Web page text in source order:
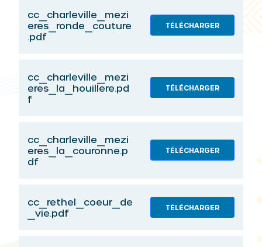
cc_charleville_mezi
eres_ronde_couture
.pdf
TÉLÉCHARGER
cc_charleville_mezi
eres_la_houillere.pd
f
TÉLÉCHARGER
cc_charleville_mezi
eres_la_couronne.p
df
TÉLÉCHARGER
cc_rethel_coeur_de
_vie.pdf
TÉLÉCHARGER